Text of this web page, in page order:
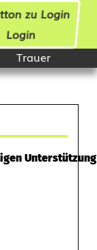
Login
Trauer